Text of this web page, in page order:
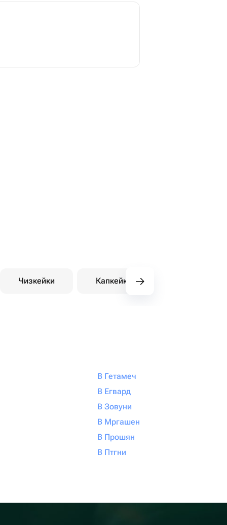
Чизкейки Капкейки
В Гетамеч
В Егвард
В Зовуни
В Мргашен
В Прошян
В Птгни